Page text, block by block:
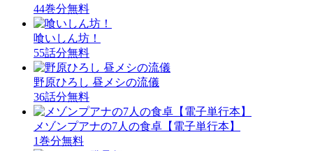
44巻分無料
喰いしん坊！
55話分無料
野原ひろし 昼メシの流儀
36話分無料
メゾンプアナの7人の食卓【電子単行本】
1巻分無料